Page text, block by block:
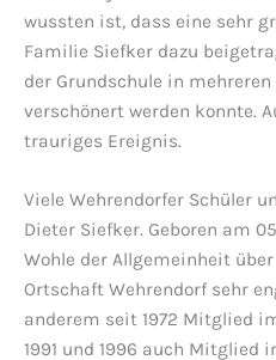
wussten ist, dass eine sehr
Familie Siefker dazu
der Grundschule in
verschönert werden konnte.
trauriges Ereignis.
Viele Wehrendorfer Schüler
Dieter Siefker. Geboren am
Wohle der Allgemeinheit
Ortschaft Wehrendorf sehr
anderem seit 1972 Mitglied
1991 und 1996 auch Mitglied